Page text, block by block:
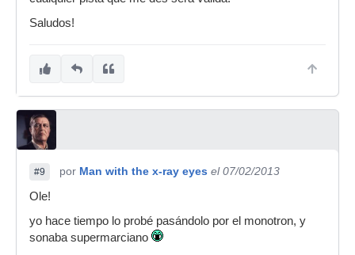
Saludos!
#9 por Man with the x-ray eyes el 07/02/2013
Ole!
yo hace tiempo lo probé pasándolo por el monotron, y
sonaba supermarciano